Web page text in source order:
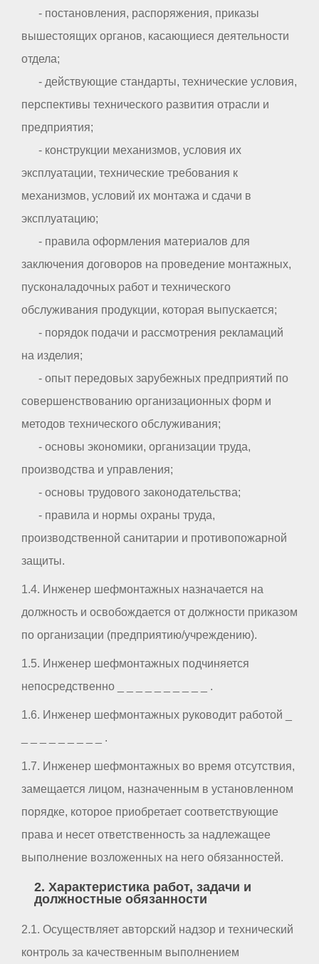
- постановления, распоряжения, приказы
вышестоящих органов, касающиеся деятельности
отдела;
- действующие стандарты, технические условия,
перспективы технического развития отрасли и
предприятия;
- конструкции механизмов, условия их
эксплуатации, технические требования к
механизмов, условий их монтажа и сдачи в
эксплуатацию;
- правила оформления материалов для
заключения договоров на проведение монтажных,
пусконаладочных работ и технического
обслуживания продукции, которая выпускается;
- порядок подачи и рассмотрения рекламаций
на изделия;
- опыт передовых зарубежных предприятий по
совершенствованию организационных форм и
методов технического обслуживания;
- основы экономики, организации труда,
производства и управления;
- основы трудового законодательства;
- правила и нормы охраны труда,
производственной санитарии и противопожарной
защиты.
1.4. Инженер шефмонтажных назначается на
должность и освобождается от должности приказом
по организации (предприятию/учреждению).
1.5. Инженер шефмонтажных подчиняется
непосредственно _ _ _ _ _ _ _ _ _ _ .
1.6. Инженер шефмонтажных руководит работой _
_ _ _ _ _ _ _ _ _ .
1.7. Инженер шефмонтажных во время отсутствия,
замещается лицом, назначенным в установленном
порядке, которое приобретает соответствующие
права и несет ответственность за надлежащее
выполнение возложенных на него обязанностей.
2. Характеристика работ, задачи и
должностные обязанности
2.1. Осуществляет авторский надзор и технический
контроль за качественным выполнением